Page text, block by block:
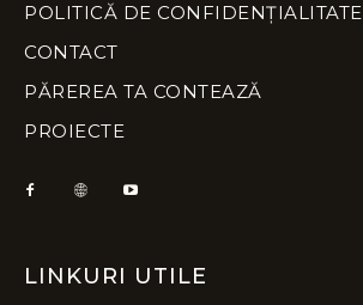
POLITICĂ DE CONFIDENȚIALITATE
CONTACT
PĂREREA TA CONTEAZĂ
PROIECTE
LINKURI UTILE